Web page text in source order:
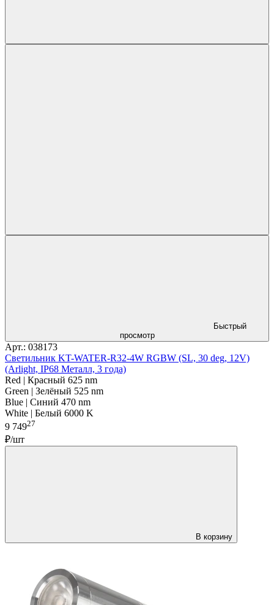
Быстрый
просмотр
Арт.: 038173
Светильник KT-WATER-R32-4W RGBW (SL, 30 deg, 12V)
(Arlight, IP68 Металл, 3 года)
Red | Красный 625 nm
Green | Зелёный 525 nm
Blue | Синий 470 nm
White | Белый 6000 K
9 74927
₽/шт
В корзину